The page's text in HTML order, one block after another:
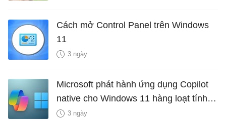
Cách mở Control Panel trên Windows
11
3 ngày
Microsoft phát hành ứng dụng Copilot
native cho Windows 11 hàng loạt tính
năng mới Hữu Ích
3 ngày